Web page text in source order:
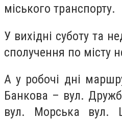
міського транспорту.
У вихідні суботу та
сполучення по місту
А у робочі дні
Банкова – вул.
вул. Морська вул.